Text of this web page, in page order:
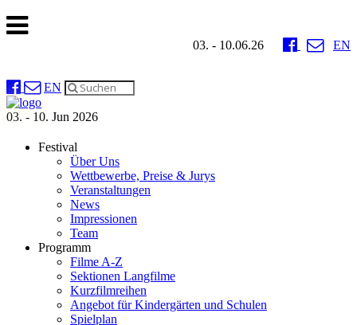
03. - 10.06.26 EN
EN
03. - 10. Jun 2026
Festival
Über Uns
Wettbewerbe, Preise & Jurys
Veranstaltungen
News
Impressionen
Team
Programm
Filme A-Z
Sektionen Langfilme
Kurzfilmreihen
Angebot für Kindergärten und Schulen
Spielplan